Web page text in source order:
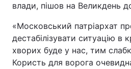
влади, пішов на Великдень
«Московський патріархат
дестабілізувати ситуацію в
хворих буде у нас, тим
Користь для ворога